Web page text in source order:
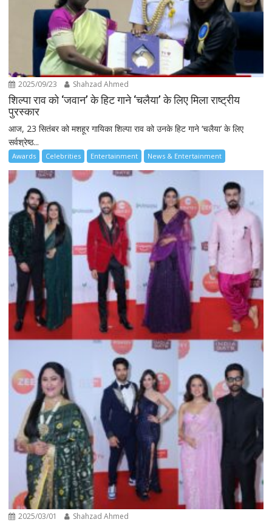
2025/09/23 Shahzad Ahmed
शिल्पा राव को ‘जवान’ के हिट गाने ‘चलैया’ के लिए मिला राष्ट्रीय
पुरस्कार
आज, 23 सितंबर को मशहूर गायिका शिल्पा राव को उनके हिट गाने ‘चलैया’ के लिए
सर्वश्रेष्ठ...
Awards Celebrities Entertainment News & Entertainment
2025/03/01 Shahzad Ahmed